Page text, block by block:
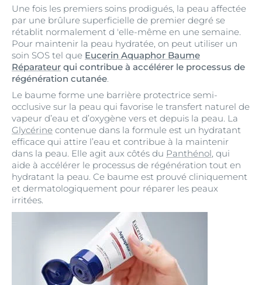
Une fois les premiers soins prodigués, la peau affectée
par une brûlure superficielle de premier degré se
rétablit normalement d 'elle-même en une semaine.
Pour maintenir la peau hydratée, on peut utiliser un
soin SOS tel que Eucerin Aquaphor Baume
Réparateur qui contribue à accélérer le processus de
régénération cutanée.
Le baume forme une barrière protectrice semi-
occlusive sur la peau qui favorise le transfert naturel de
vapeur d’eau et d’oxygène vers et depuis la peau. La
Glycérine contenue dans la formule est un hydratant
efficace qui attire l’eau et contribue à la maintenir
dans la peau. Elle agit aux côtés du Panthénol, qui
aide à accélérer le processus de régénération tout en
hydratant la peau. Ce baume est prouvé cliniquement
et dermatologiquement pour réparer les peaux
irritées.